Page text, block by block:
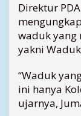
Direktur
waduk yang
yakni
“Waduk
ini hanya
ujarnya,